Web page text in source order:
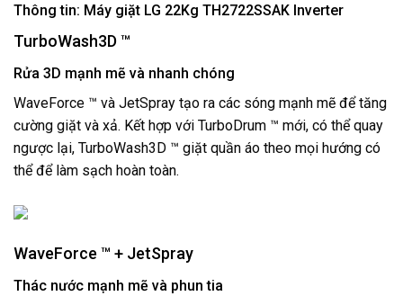
Thông tin: Máy giặt LG 22Kg TH2722SSAK Inverter
TurboWash3D ™
Rửa 3D mạnh mẽ và nhanh chóng
WaveForce ™ và JetSpray tạo ra các sóng mạnh mẽ để tăng
cường giặt và xả. Kết hợp với TurboDrum ™ mới, có thể quay
ngược lại, TurboWash3D ™ giặt quần áo theo mọi hướng có
thể để làm sạch hoàn toàn.
WaveForce ™ + JetSpray
Thác nước mạnh mẽ và phun tia